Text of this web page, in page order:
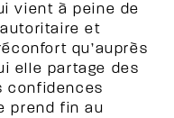
vient à peine de
autoritaire et
qu’auprès
elle partage des
confidences
prend fin au